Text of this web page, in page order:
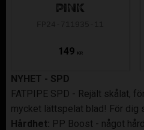
PINK
149 KR
NYHET - SPD
FATPIPE SPD - Rejält skålat,
mycket lättspelat blad! För dig
Hårdhet: PP Boost - något